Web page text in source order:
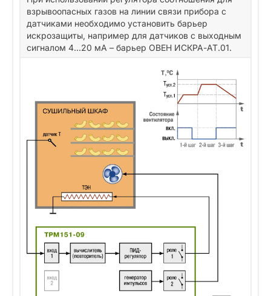
взрывоопасных газов на линии связи прибора с
датчиками необходимо установить барьер
искрозащиты, например для датчиков с выходным
сигналом 4...20 мА – барьер ОВЕН ИСКРА-АТ.01.